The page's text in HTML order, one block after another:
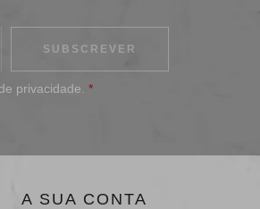
privacidade *
A SUA CONTA